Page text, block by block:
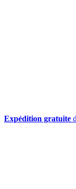
Expédition gratuite